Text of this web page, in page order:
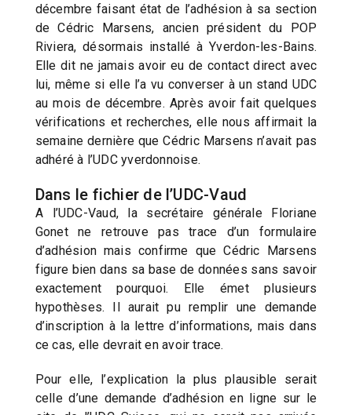
décembre faisant état de l’adhésion à sa section
de Cédric Marsens, ancien président du POP
Riviera, désormais installé à Yverdon-les-Bains.
Elle dit ne jamais avoir eu de contact direct avec
lui, même si elle l’a vu converser à un stand UDC
au mois de décembre. Après avoir fait quelques
vérifications et recherches, elle nous affirmait la
semaine dernière que Cédric Marsens n’avait pas
adhéré à l’UDC yverdonnoise.
Dans le fichier de l’UDC-Vaud
A l’UDC-Vaud, la secrétaire générale Floriane
Gonet ne retrouve pas trace d’un formulaire
d’adhésion mais confirme que Cédric Marsens
figure bien dans sa base de données sans savoir
exactement pourquoi. Elle émet plusieurs
hypothèses. Il aurait pu remplir une demande
d’inscription à la lettre d’informations, mais dans
ce cas, elle devrait en avoir trace.
Pour elle, l’explication la plus plausible serait
celle d’une demande d’adhésion en ligne sur le